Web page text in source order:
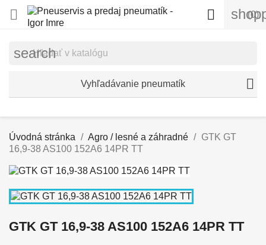
 (0)

search
Vyhľadávanie pneumatík
Úvodná stránka Agro / lesné a záhradné
GTK GT
16,9-38 AS100 152A6 14PR TT
GTK GT 16,9-38 AS100 152A6 14PR TT